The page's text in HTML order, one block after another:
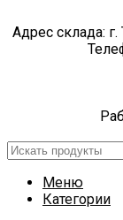
Адрес склада:
Меню
Категории